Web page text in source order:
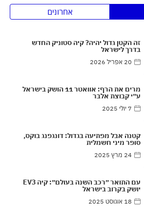
אחרונים
זה הקטן גדול יהיה? קיה סטוניק החדש
בדרך לישראל
20 אפריל 2026
מרים את הרף: אוואטר 11 הושק בישראל
ע״י קבוצת אלבר
7 יולי 2025
קטנה אבל מפתיעה בגדול: דונגפנג בוקס,
סופר מיני חשמלית
24 מרץ 2025
עם התואר ״רכב השנה בעולם״: קיה EV3
יושק בקרוב בישראל
18 אוגוסט 2025